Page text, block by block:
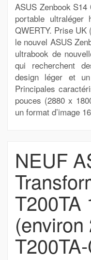
ASUS Zenbook
portable
QWERTY. Prise UK
le nouvel ASUS
ultrabook de
qui recherchent
design léger et
Principales
pouces (2880 x
un format d’image
NEUF
T200TA
(environ